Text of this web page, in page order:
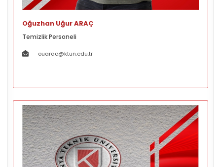
Oğuzhan Uğur ARAÇ
Temizlik Personeli
ouarac@ktun.edu.tr